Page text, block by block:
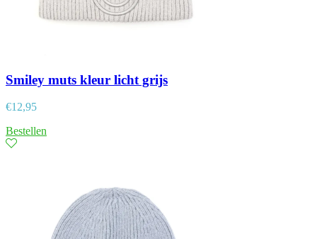
Smiley muts kleur licht grijs
€12,95
Bestellen